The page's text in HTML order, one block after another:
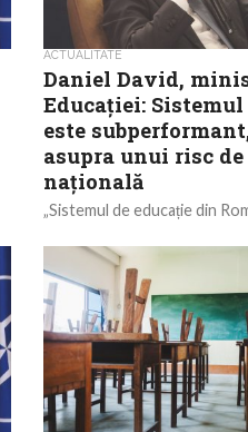
ACTUALITATE
Daniel David,
Educației:
este
asupra unui risc
națională
„Sistemul de educație din
națională”. O spune chiar
Daniel David. Prezent în...